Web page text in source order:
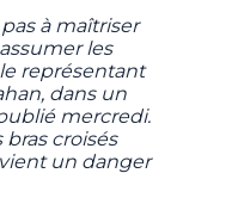
à maîtriser
les
représentant
dans un
mercredi.
bras croisés
un danger